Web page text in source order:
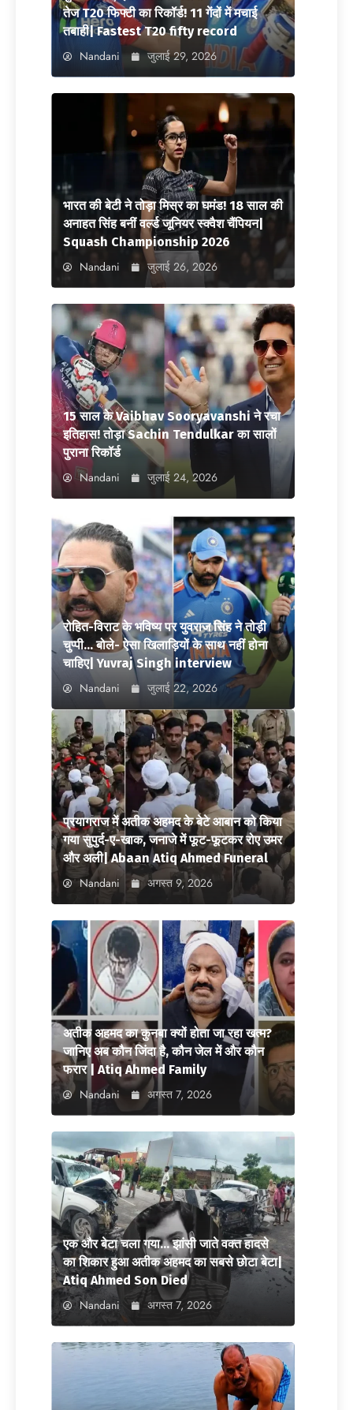
तेज T20 फिफ्टी का रिकॉर्ड! 11 गेंदों में मचाई
तबाही| Fastest T20 fifty record
Nandani जुलाई 29, 2026
भारत की बेटी ने तोड़ा मिस्र का घमंड! 18 साल की
अनाहत सिंह बनीं वर्ल्ड जूनियर स्क्वैश चैंपियन|
Squash Championship 2026
Nandani जुलाई 26, 2026
15 साल के Vaibhav Sooryavanshi ने रचा
इतिहास! तोड़ा Sachin Tendulkar का सालों
पुराना रिकॉर्ड
Nandani जुलाई 24, 2026
रोहित-विराट के भविष्य पर युवराज सिंह ने तोड़ी
चुप्पी… बोले- ऐसा खिलाड़ियों के साथ नहीं होना
चाहिए| Yuvraj Singh interview
Nandani जुलाई 22, 2026
प्रयागराज में अतीक अहमद के बेटे आबान को किया
गया सुपुर्द-ए-खाक, जनाजे में फूट-फूटकर रोए उमर
और अली| Abaan Atiq Ahmed Funeral
Nandani अगस्त 9, 2026
अतीक अहमद का कुनबा क्यों होता जा रहा खत्म?
जानिए अब कौन जिंदा है, कौन जेल में और कौन
फरार | Atiq Ahmed Family
Nandani अगस्त 7, 2026
एक और बेटा चला गया… झांसी जाते वक्त हादसे
का शिकार हुआ अतीक अहमद का सबसे छोटा बेटा|
Atiq Ahmed Son Died
Nandani अगस्त 7, 2026